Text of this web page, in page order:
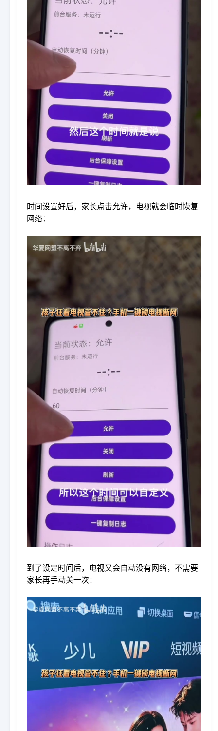
时间设置好后，家长点击允许，电视就会临时恢复
网络：
到了设定时间后，电视又会自动没有网络，不需要
家长再手动关一次：